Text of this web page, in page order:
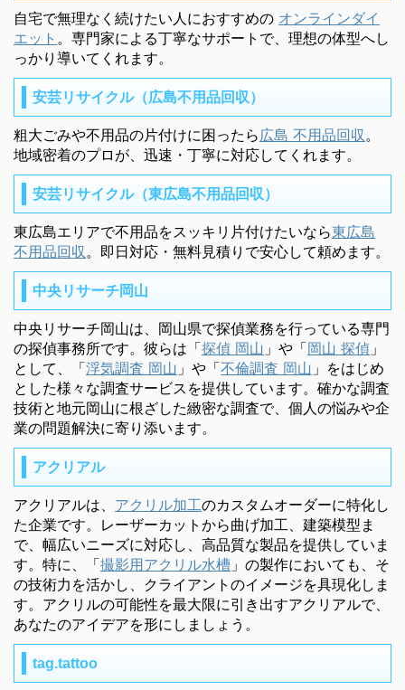
自宅で無理なく続けたい人におすすめの オンラインダイ
エット 。専門家による丁寧なサポートで、理想の体型へし
っかり導いてくれます。
安芸リサイクル（広島不用品回収）
粗大ごみや不用品の片付けに困ったら 広島 不用品回収 。
地域密着のプロが、迅速・丁寧に対応してくれます。
安芸リサイクル（東広島不用品回収）
東広島エリアで不用品をスッキリ片付けたいなら東広島
不用品回収 。即日対応・無料見積りで安心して頼めます。
中央リサーチ岡山
中央リサーチ岡山は、岡山県で探偵業務を行っている専門
の探偵事務所です。彼らは「探偵 岡山 」や「岡山 探偵 」
として、「浮気調査 岡山 」や「不倫調査 岡山 」をはじめ
とした様々な調査サービスを提供しています。確かな調査
技術と地元岡山に根ざした緻密な調査で、個人の悩みや企
業の問題解決に寄り添います。
アクリアル
アクリアルは、 アクリル加工のカスタムオーダーに特化し
た企業です。レーザーカットから曲げ加工、建築模型ま
で、幅広いニーズに対応し、高品質な製品を提供していま
す。特に、「撮影用アクリル水槽 」の製作においても、そ
の技術力を活かし、クライアントのイメージを具現化しま
す。アクリルの可能性を最大限に引き出すアクリアルで、
あなたのアイデアを形にしましょう。
tag.tattoo